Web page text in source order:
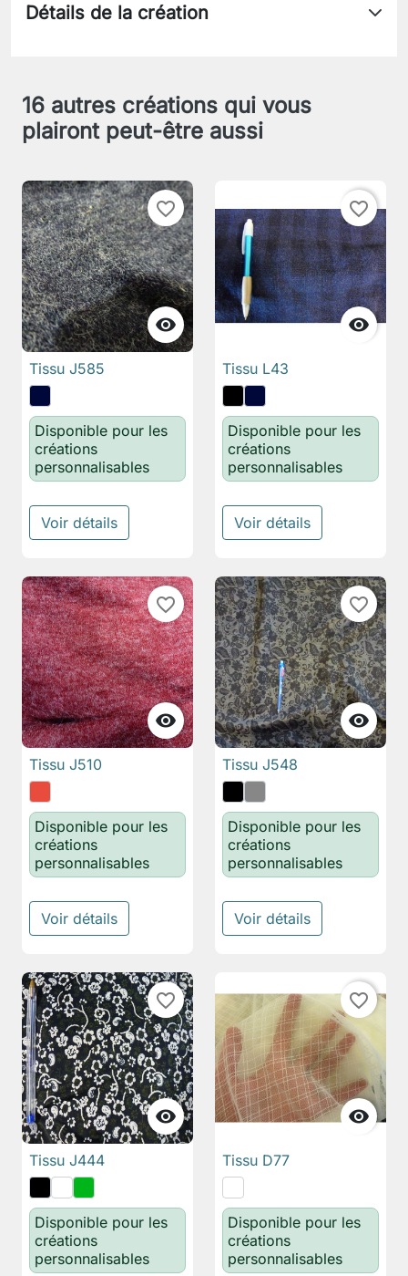
Détails de la création
16 autres créations qui vous
plairont peut-être aussi

favorite_border
Tissu J585
Disponible pour les
créations
personnalisables
Voir détails

favorite_border
Tissu L43
Disponible pour les
créations
personnalisables
Voir détails

favorite_border
Tissu J510
Disponible pour les
créations
personnalisables
Voir détails

favorite_border
Tissu J548
Disponible pour les
créations
personnalisables
Voir détails

favorite_border
Tissu J444
Disponible pour les
créations
personnalisables

favorite_border
Tissu D77
Disponible pour les
créations
personnalisables